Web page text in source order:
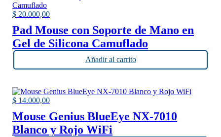
$ 20.000,00
Pad Mouse con Soporte de Mano en
Gel de Silicona Camuflado
Añadir al carrito
$ 14.000,00
Mouse Genius BlueEye NX-7010
Blanco y Rojo WiFi